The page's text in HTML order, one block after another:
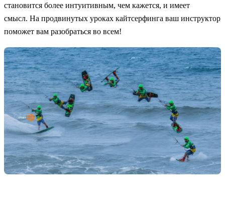
становится более интуитивным, чем кажется, и имеет
смысл. На продвинутых уроках кайтсерфинга ваш инструктор
поможет вам разобраться во всем!